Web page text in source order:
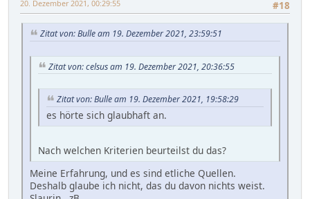
#18
20. Dezember 2021, 00:29:55
Zitat von: Bulle am 19. Dezember 2021, 23:59:51
Zitat von: celsus am 19. Dezember 2021, 20:36:55
Zitat von: Bulle am 19. Dezember 2021, 19:58:29
es hörte sich glaubhaft an.
Nach welchen Kriterien beurteilst du das?
Meine Erfahrung, und es sind etliche Quellen.
Deshalb glaube ich nicht, das du davon nichts weist.